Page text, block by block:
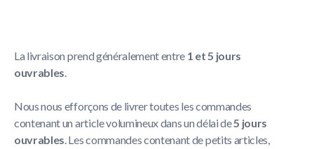
La livraison prend généralement entre 1 et 5 jours
ouvrables.
Nous nous efforçons de livrer toutes les commandes
contenant un article volumineux dans un délai de5 jours
ouvrables. Les commandes contenant de petits articles,